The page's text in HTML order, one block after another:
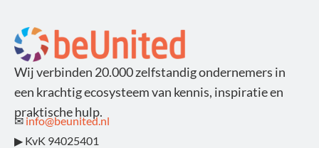
Wij verbinden 20.000 zelfstandig ondernemers in
een krachtig ecosysteem van kennis, inspiratie en
praktische hulp.
✉ info@beunited.nl
▶ KvK 94025401